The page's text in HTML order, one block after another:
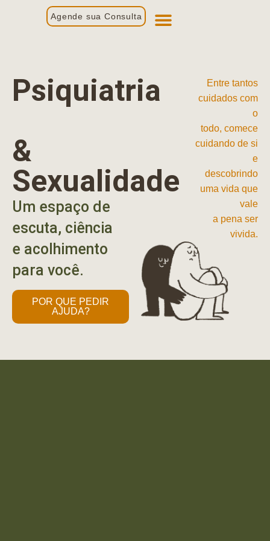
Agende sua Consulta
Psiquiatria
&
Sexualidade
Um espaço de
escuta, ciência
e acolhimento
para você.
POR QUE PEDIR
AJUDA?
Entre tantos
cuidados com
o
todo, comece
cuidando de si
e
descobrindo
uma vida que
vale
a pena ser
vivida.